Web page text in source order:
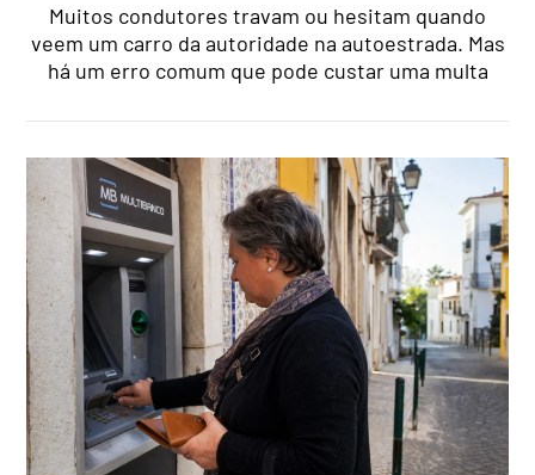
Muitos condutores travam ou hesitam quando
veem um carro da autoridade na autoestrada. Mas
há um erro comum que pode custar uma multa